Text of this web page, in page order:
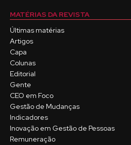
MATÉRIAS DA REVISTA
Últimas matérias
Artigos
Capa
Colunas
Editorial
Gente
CEO em Foco
Gestão de Mudanças
Indicadores
Inovação em Gestão de Pessoas
Remuneração